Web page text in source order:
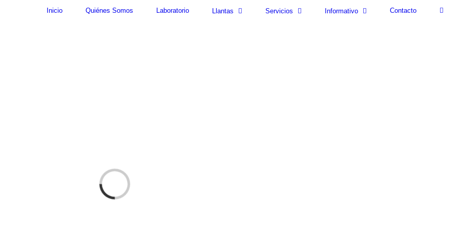
Inicio Quiénes Somos Laboratorio Llantas Servicios Informativo Contacto
Cargando...